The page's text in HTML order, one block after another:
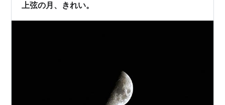
上弦の月、きれい。